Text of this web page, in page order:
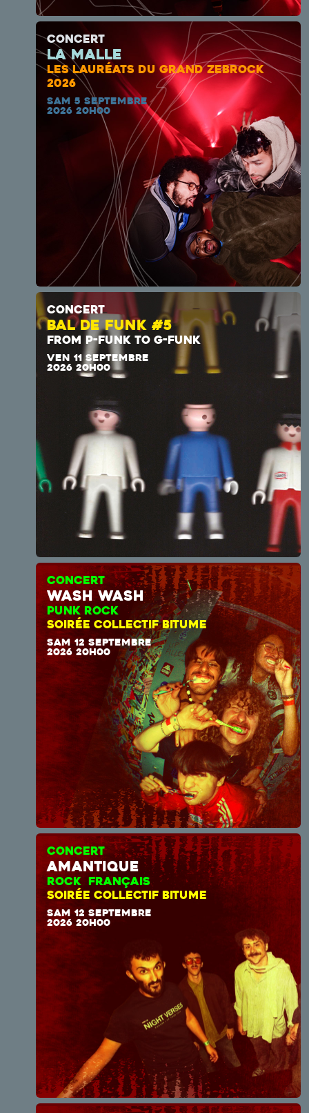
CONCERT
la malle
LES LAURÉATS DU GRAND ZEBROCK
2026
SAM 5 SEPTEMBRE
2026 20H00
CONCERT
BAL DE FUNK #5
FROM P-FUNK TO G-FUNK
VEN 11 SEPTEMBRE
2026 20H00
CONCERT
wash wash
PUNK ROCK
SOIRÉE COLLECTIF BITUME
SAM 12 SEPTEMBRE
2026 20H00
CONCERT
amantique
ROCK FRANÇAIS
SOIRÉE COLLECTIF BITUME
SAM 12 SEPTEMBRE
2026 20H00